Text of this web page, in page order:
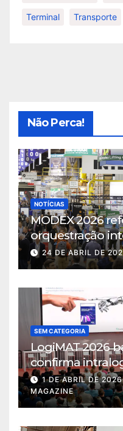
Terminal Transporte
Não Perca!
NOTÍCIAS
MODEX 2026
orquestração
intralogística
24 DE ABRIL DE
SEM CATEGORIA
LogiMAT 2026
confirma
de decisão em
1 DE ABRIL DE
MAGAZINE